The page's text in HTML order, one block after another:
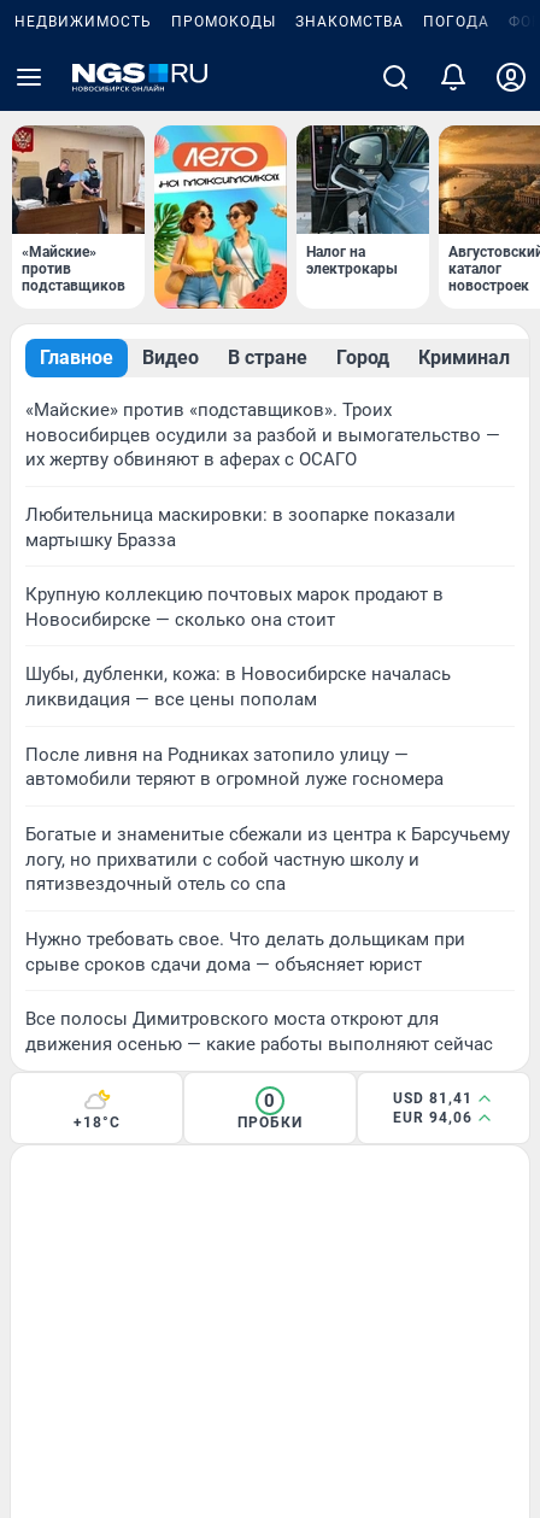
НЕДВИЖИМОСТЬ ПРОМОКОДЫ ЗНАКОМСТВА ПОГОДА
«Майские»
против
подставщиков
Налог на
электрокары
каталог
новостроек
Главное Видео В стране Город Криминал
«Майские» против «подставщиков». Троих
новосибирцев осудили за разбой и вымогательство —
их жертву обвиняют в аферах с ОСАГО
Любительница маскировки: в зоопарке показали
мартышку Бразза
Крупную коллекцию почтовых марок продают в
Новосибирске — сколько она стоит
Шубы, дубленки, кожа: в Новосибирске началась
ликвидация — все цены пополам
После ливня на Родниках затопило улицу —
автомобили теряют в огромной луже госномера
Богатые и знаменитые сбежали из центра к Барсучьему
логу, но прихватили с собой частную школу и
пятизвездочный отель со спа
Нужно требовать свое. Что делать дольщикам при
срыве сроков сдачи дома — объясняет юрист
Все полосы Димитровского моста откроют для
движения осенью — какие работы выполняют сейчас
+18°C
0
ПРОБКИ
USD 81,41
EUR 94,06